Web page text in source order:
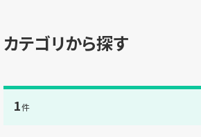
カテゴリから探す
1件